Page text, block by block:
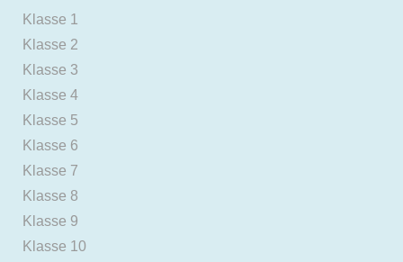
Klasse 1
Klasse 2
Klasse 3
Klasse 4
Klasse 5
Klasse 6
Klasse 7
Klasse 8
Klasse 9
Klasse 10